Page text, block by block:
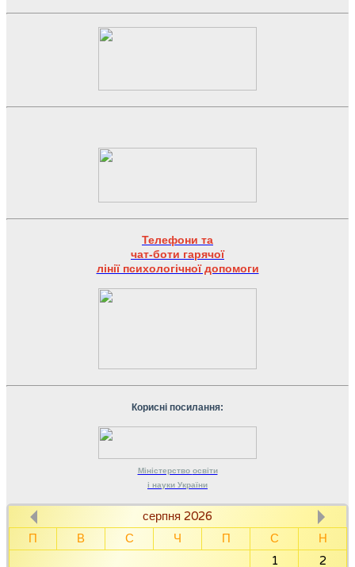
Телефони та
чат-боти гарячої
лінії психологічної допомоги
Корисні посилання:
Міністерство освіти
і науки України
серпня 2026
П
В С Ч П С
Н
1
2